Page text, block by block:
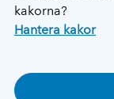
kakorna?
Hantera kakor